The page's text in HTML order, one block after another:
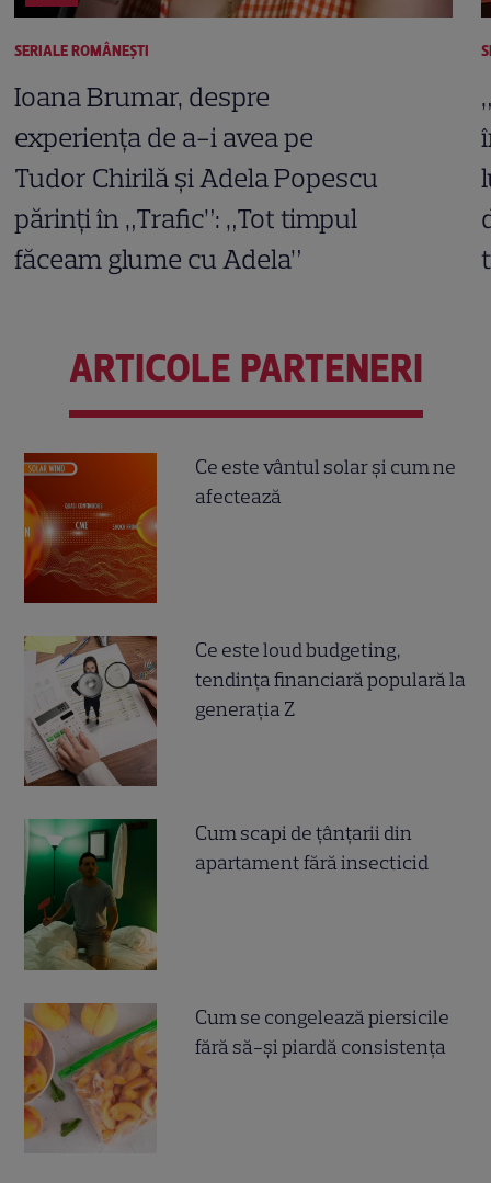
SERIALE ROMÂNEŞTI
Ioana Brumar, despre
experiența de a-i avea pe
Tudor Chirilă și Adela Popescu
părinți în „Trafic”: „Tot timpul
făceam glume cu Adela”
ARTICOLE PARTENERI
Ce este vântul solar și cum ne
afectează
Ce este loud budgeting,
tendința financiară populară la
generația Z
Cum scapi de țânțarii din
apartament fără insecticid
Cum se congelează piersicile
fără să-și piardă consistența